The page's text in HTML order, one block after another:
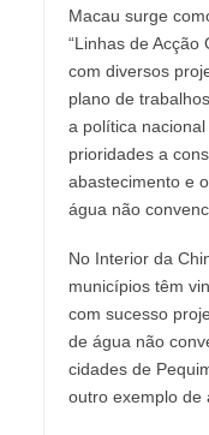
Macau surge
“Linhas de Acção
com diversos
plano de
a política
prioridades a
abastecimento e
água não
No Interior da
municípios têm
com sucesso
de água não
cidades de
outro exemplo de